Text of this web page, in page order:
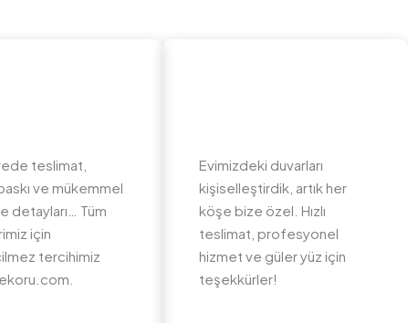
teslimat,
ve mükemmel
detayları… Tüm
için
tercihimiz
Evimizdeki duvarları
kişiselleştirdik, artık her
köşe bize özel. Hızlı
teslimat, profesyonel
hizmet ve güler yüz için
teşekkürler!